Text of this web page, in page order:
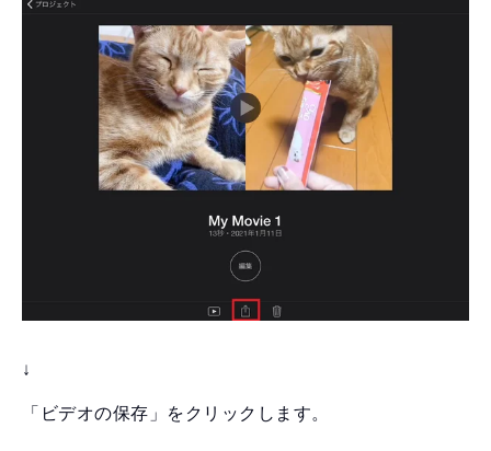
↓
「ビデオの保存」をクリックします。